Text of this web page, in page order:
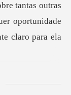
tantas outras